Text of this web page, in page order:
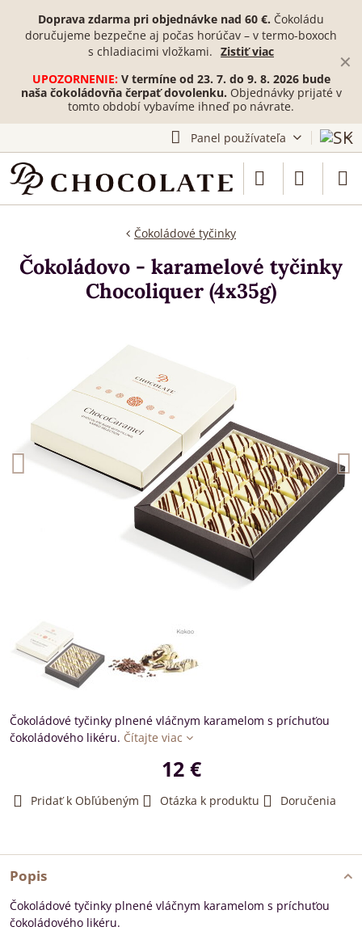
✕
Doprava zdarma pri objednávke nad 60 €. Čokoládu
doručujeme bezpečne aj počas horúčav – v termo-boxoch
s chladiacimi vložkami. Zistiť viac
UPOZORNENIE:V termíne od 23. 7. do 9. 8. 2026 bude
naša čokoládovňa čerpať dovolenku. Objednávky prijaté v
tomto období vybavíme ihneď po návrate.
Panel používateľa
Čokoládové tyčinky
Čokoládovo - karamelové tyčinky
Chocoliquer (4x35g)
Čokoládové tyčinky plnené vláčnym karamelom s príchuťou
čokoládového likéru. Čítajte viac
12 €
Pridať k Obľúbeným Otázka k produktu Doručenia
Popis
Čokoládové tyčinky plnené vláčnym karamelom s príchuťou
čokoládového likéru.